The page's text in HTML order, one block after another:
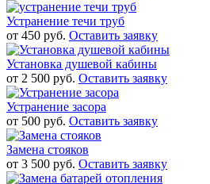
Устранение течи труб
от 450 руб. Оставить заявку
Установка душевой кабины
от 2 500 руб. Оставить заявку
Устранение засора
от 500 руб. Оставить заявку
Замена стояков
от 3 500 руб. Оставить заявку